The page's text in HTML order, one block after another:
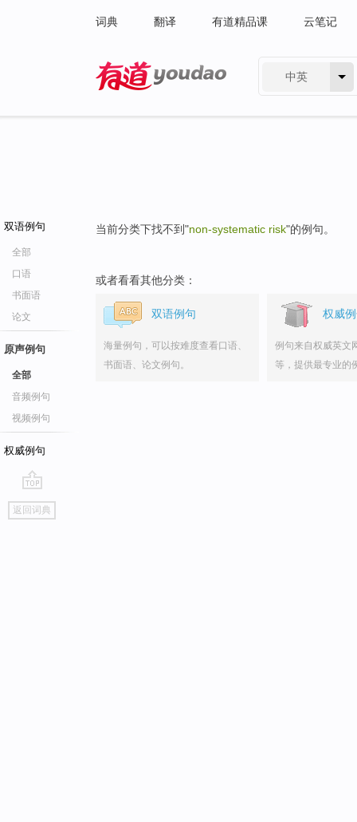
词典 翻译 有道精品课 云笔记
中英
双语例句
全部
口语
书面语
论文
原声例句
全部
音频例句
视频例句
权威例句
go
top
返回词典
当前分类下找不到"non-systematic risk"的例句。
或者看看其他分类：
双语例句
海量例句，可以按难度查看口语、
书面语、论文例句。
权威
例句来自权威英文
等，提供最专业的